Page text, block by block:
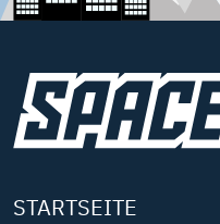
STARTSEITE